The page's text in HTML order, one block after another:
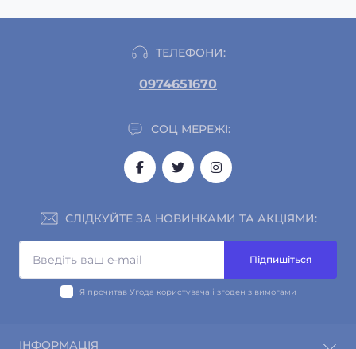
ТЕЛЕФОНИ:
0974651670
СОЦ МЕРЕЖІ:
СЛІДКУЙТЕ ЗА НОВИНКАМИ ТА АКЦІЯМИ:
Підпишіться
Я прочитав Угода користувача і згоден з вимогами
ІНФОРМАЦІЯ